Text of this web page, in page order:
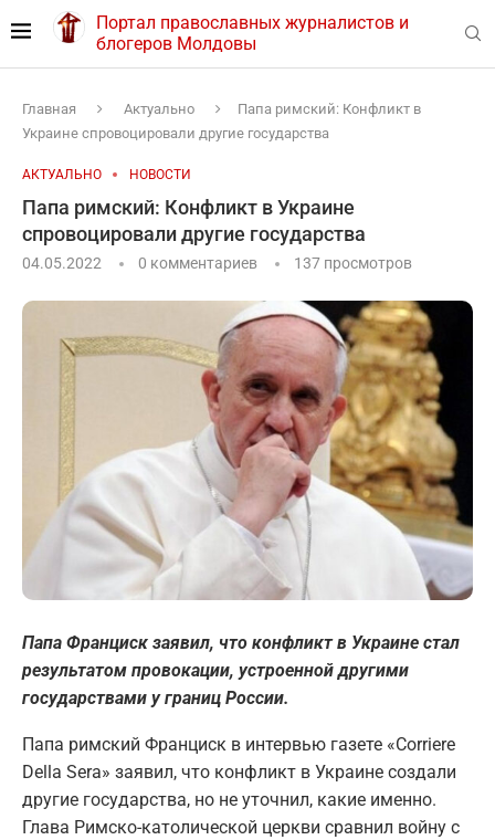
Портал православных журналистов и
блогеров Молдовы
Главная Актуально
Папа римский: Конфликт в
Украине спровоцировали другие государства
АКТУАЛЬНО НОВОСТИ
Папа римский: Конфликт в Украине
спровоцировали другие государства
04.05.2022 0 комментариев 137 просмотров
Папа Франциск заявил, что конфликт в Украине стал
результатом провокации, устроенной другими
государствами у границ России.
Папа римский Франциск в интервью газете «Corriere
Della Sera» заявил, что конфликт в Украине создали
другие государства, но не уточнил, какие именно.
Глава Римско-католической церкви сравнил войну с